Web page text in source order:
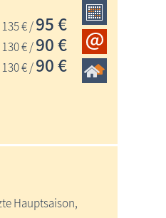
Hauptsaison,
€ /95 €
€ /90 €
€ /90 €